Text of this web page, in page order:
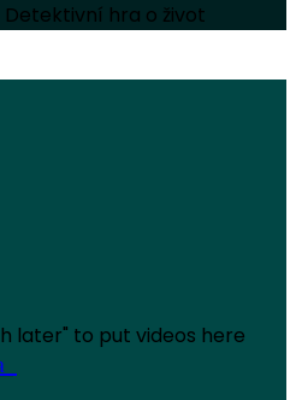
hra o život
later" to put videos here